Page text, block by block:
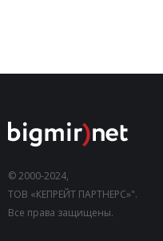
© 2000-2024,
ТОВ «КЕПРЕЙТ ПАРТНЕРС»".
Все права защищены.